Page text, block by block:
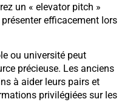
un « elevator pitch »
efficacement lors
ou université peut
précieuse. Les anciens
à aider leurs pairs et
privilégiées sur les